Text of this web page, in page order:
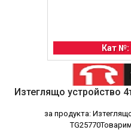
Кат №:
Изтеглящо устройство
за продукта: